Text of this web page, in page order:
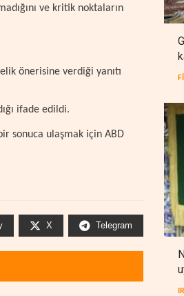
ve kritik noktaların
önerisine verdiği yanıtı
ifade edildi.
sonuca ulaşmak için ABD
X Telegram